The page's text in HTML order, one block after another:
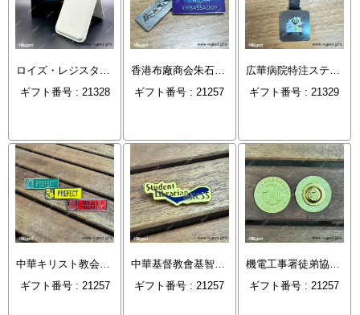
ロイズ・レジスター カスタム MagSafe カードホルダー
ギフト番号 : 21328
香港布廠商会朱石麟中学校 特製バッジ
ギフト番号 : 21257
広華病院特注ステンレスキーホルダー
ギフト番号 : 21329
中華キリスト教会基元中学校風紀委員バッジ
ギフト番号 : 21257
中華基督教會基智中学校図書館
ギフト番号 : 21257
機電工事署徒弟協会70周年記念章
ギフト番号 : 21257